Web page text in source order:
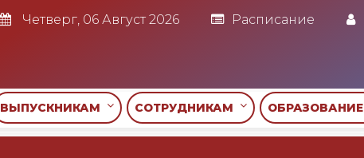
Четверг, 06 Август 2026 Расписание
ВЫПУСКНИКАМ СОТРУДНИКАМ ОБРАЗОВАНИЕ